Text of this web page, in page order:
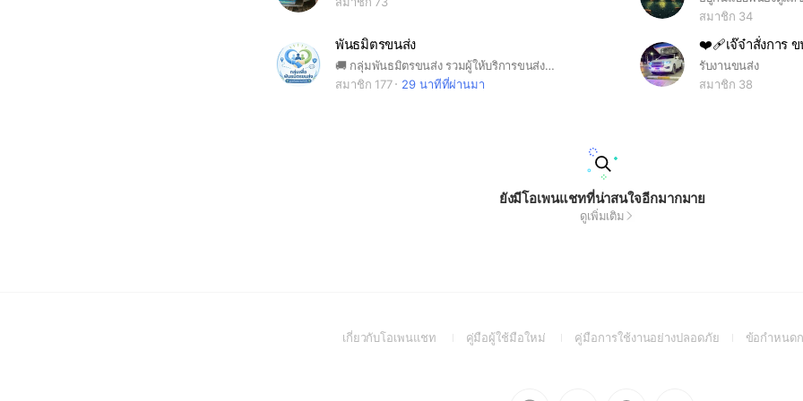
สมาชิก 34
พันธมิตรขนส่ง
🚚 กลุ่มพันธมิตรขนส่ง รวมผู้ให้บริการขนส่งและผู้ใช้บริการทั่วไทย แลกเปลี่ยนงาน ช่วยเหลือกันด้วยความจริงใจ เน้นความซื่อสัตย์ รับผิดชอบ และความปลอดภัยของสินค้า 📦 สินค้าปลอดภัย เมื่อไว้วางใจใช้บริการพันธมิตรขนส่ง 🤝 เติบโตไปด้วยกัน บนพื้นฐานของความเชื่อใจ
สมาชิก 177
29 นาทีที่ผ่านมา
❤‍🩹เจ๊จ๋าสั่งการ
รับงานขนส่ง
สมาชิก 38
ยังมีโอเพนแชทที่น่าสนใจอีกมากมาย
ดูเพิ่มเติม
เกี่ยวกับโอเพนแชท
(Openคู่มือผู้ใช้มือใหม่
(Openคู่มือการใช้งานอย่างปลอดภัย(Openข้อกำหนด
Go Go